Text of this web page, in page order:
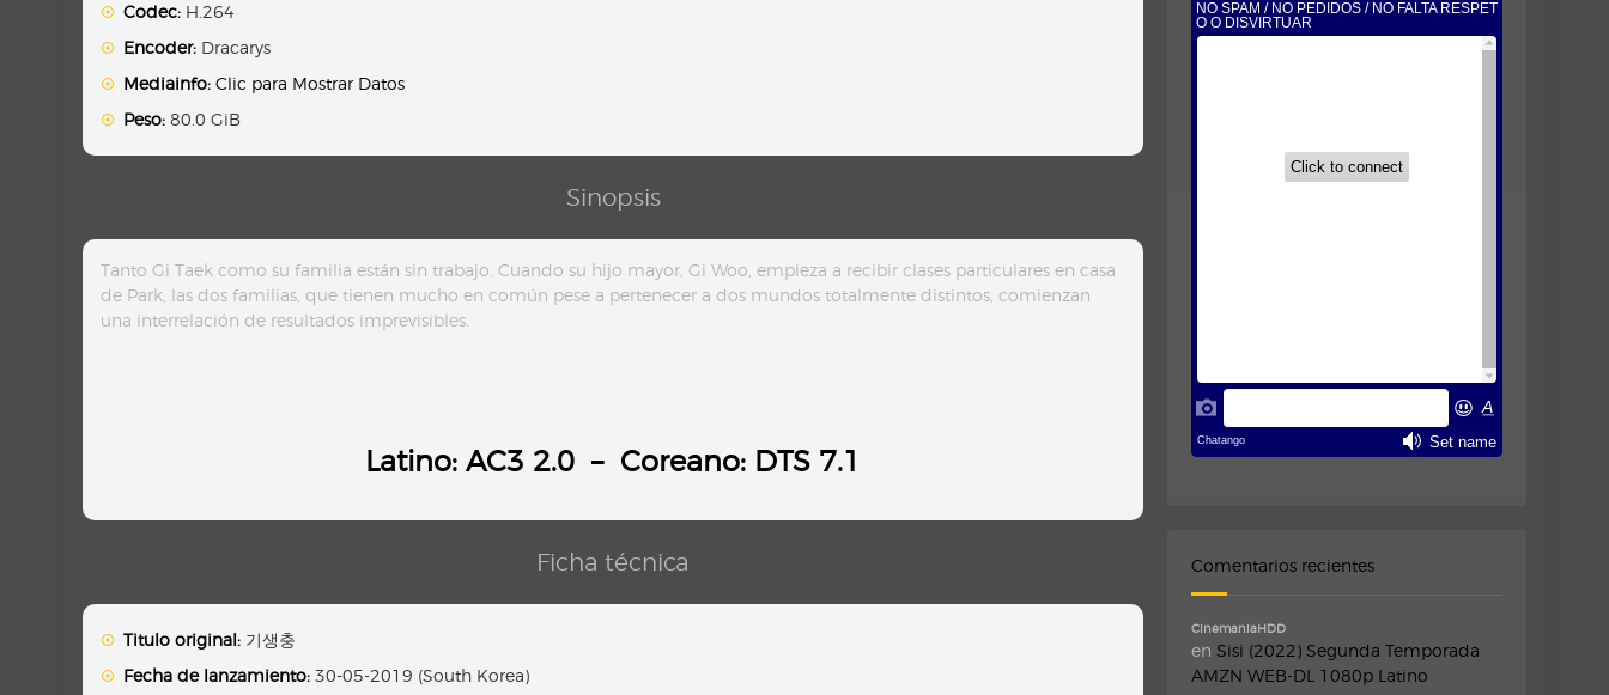
Codec: H.264
Encoder: Dracarys
Mediainfo: Clic para Mostrar Datos
Peso: 80.0 GiB
Sinopsis
Tanto Gi Taek como su familia están sin trabajo. Cuando su hijo mayor, Gi Woo, empieza a recibir clases particulares en casa
de Park, las dos familias, que tienen mucho en común pese a pertenecer a dos mundos totalmente distintos, comienzan
una interrelación de resultados imprevisibles.
Latino: AC3 2.0 – Coreano: DTS 7.1
Ficha técnica
Titulo original: 기생충
Fecha de lanzamiento: 30-05-2019 (South Korea)
Comentarios recientes
CinemaniaHDD
en Sisi (2022) Segunda Temporada
AMZN WEB-DL 1080p Latino